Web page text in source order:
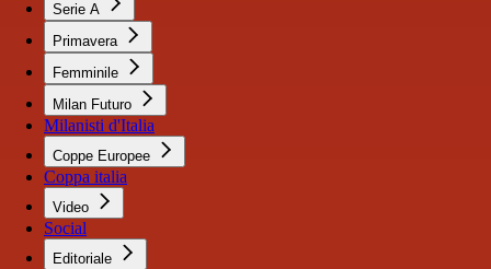
Serie A
Primavera
Femminile
Milan Futuro
Milanisti d'Italia
Coppe Europee
Coppa italia
Video
Social
Editoriale